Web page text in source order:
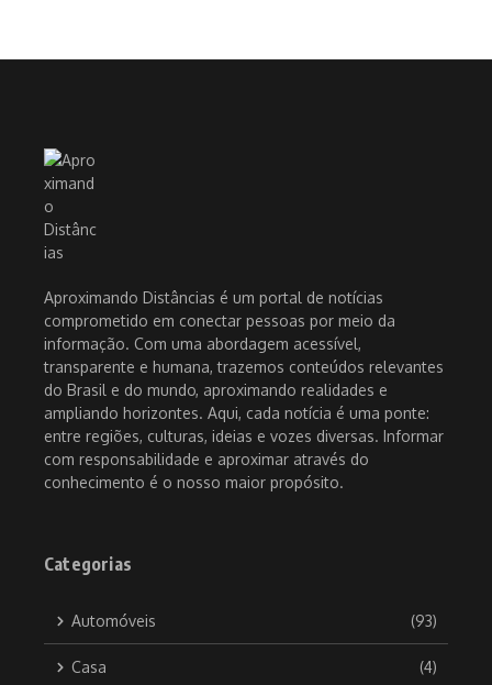
Aproximando Distâncias é um portal de notícias
comprometido em conectar pessoas por meio da
informação. Com uma abordagem acessível,
transparente e humana, trazemos conteúdos relevantes
do Brasil e do mundo, aproximando realidades e
ampliando horizontes. Aqui, cada notícia é uma ponte:
entre regiões, culturas, ideias e vozes diversas. Informar
com responsabilidade e aproximar através do
conhecimento é o nosso maior propósito.
Categorias
Automóveis (93)
Casa (4)